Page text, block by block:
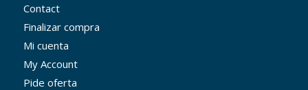
Contact
Finalizar compra
Mi cuenta
My Account
Pide oferta